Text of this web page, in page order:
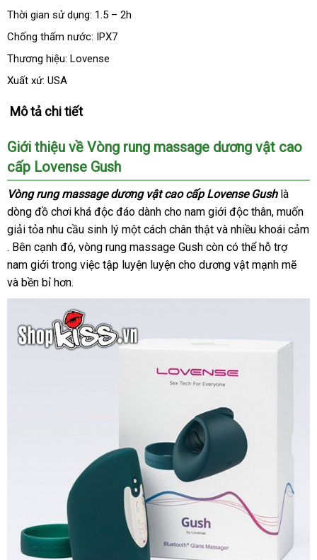
Thời gian sử dụng: 1.5 – 2h
Chống thấm nước: IPX7
Thương hiệu: Lovense
Xuất xứ: USA
Mô tả chi tiết
Giới thiệu về Vòng rung massage dương vật cao
cấp Lovense Gush
Vòng rung massage dương vật cao cấp Lovense Gushlà
dòng đồ chơi thương
hiệu
khá độc đáo dành cho nam giới độc thântiết
kiệm
, muốn
giải tỏa nhu cầu sinh lý một cách chân thật hướng
dẫn
và nhiều khoái cảm
đăng
ký
. dịch
vụ
Bên cạnh đócó
nên
, vòng rung massage Gush còn hàng
giả
có thể hỗ trợ
nam giới trong việc tập luyện luyện cho dương vật mạnh mẽ
và bền bỉ hơn.